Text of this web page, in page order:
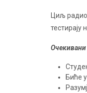
Циљ
тестирају
Биће